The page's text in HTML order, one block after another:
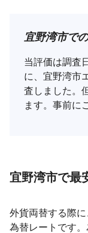
宜野湾市で
当評価は調査
に、宜野湾市
査しました。
ます。事前に
宜野湾市で最
外貨両替する際
為替レートです